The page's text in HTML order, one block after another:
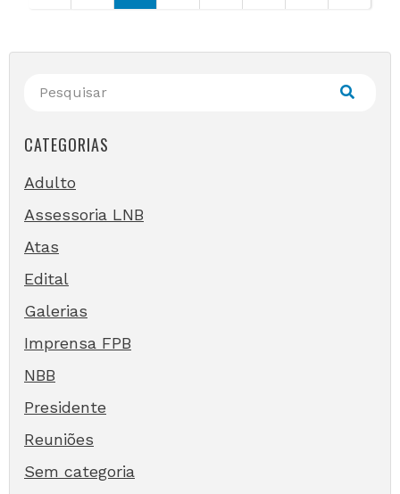
CATEGORIAS
Adulto
Assessoria LNB
Atas
Edital
Galerias
Imprensa FPB
NBB
Presidente
Reuniões
Sem categoria